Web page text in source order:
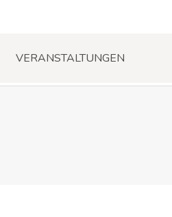
VERANSTALTUNGEN